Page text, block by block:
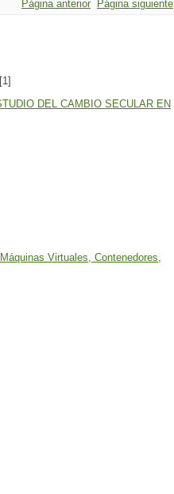
Página anterior Página siguiente
[1]
DEL CAMBIO SECULAR EN
Virtuales, Contenedores,